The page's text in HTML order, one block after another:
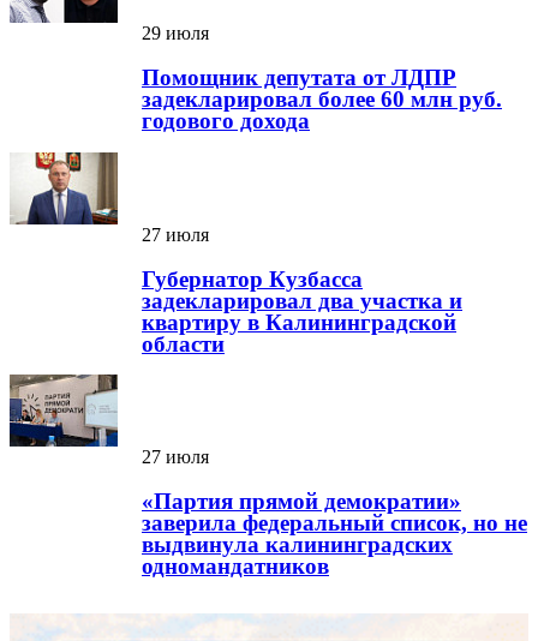
29 июля
Помощник депутата от ЛДПР
задекларировал более 60 млн руб.
годового дохода
27 июля
Губернатор Кузбасса
задекларировал два участка и
квартиру в Калининградской
области
27 июля
«Партия прямой демократии»
заверила федеральный список, но не
выдвинула калининградских
одномандатников